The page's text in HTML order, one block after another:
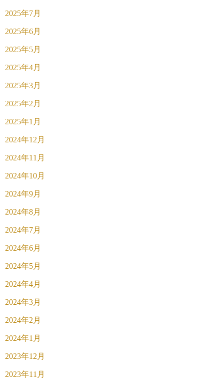
2025年7月
2025年6月
2025年5月
2025年4月
2025年3月
2025年2月
2025年1月
2024年12月
2024年11月
2024年10月
2024年9月
2024年8月
2024年7月
2024年6月
2024年5月
2024年4月
2024年3月
2024年2月
2024年1月
2023年12月
2023年11月